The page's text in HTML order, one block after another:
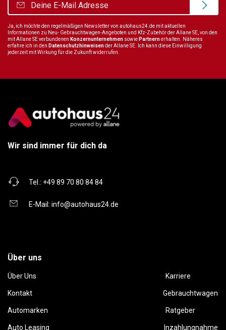
Ja, ich möchte den regelmäßigen Newsletter von autohaus24.de mit aktuellen
Informationen zu Neu- Gebrauchtwagen-Angeboten und Kfz-Zubehör der Allane SE, von den
mit Allane SE verbundenen Konzernunternehmen sowie Partnernerhalten. Näheres
erfahre ich in den Datenschutzhinweisender Allane SE. Ich kann diese Einwilligung
jederzeit mit Wirkung für die Zukunft widerrufen.
Wir sind immer für dich da
Tel.: +49 89 70 80 84 84
E-Mail: info@autohaus24.de
Über uns
Über Uns Karriere
Kontakt Gebrauchtwagen
Automarken Ratgeber
Auto Leasing Inzahlungnahme